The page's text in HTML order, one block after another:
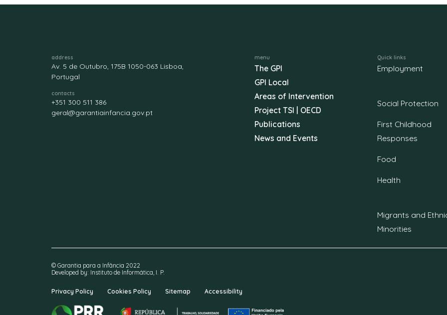
address
Av. 5 de Outubro, 175B 1050-063 Lisboa,
Portugal
contacts
+351 300 511 386
geral@garantiainfancia.gov.pt
menu
The GPI
GPI Local
Areas of Intervention
Project TSI | OECD
Publications
News and Events
Quick links
Employment
Social Protection
First Childhood
Responses
Food
Health
Migrants and
Minorities
© Garantia para a Infância 2022
Developed by: Instituto de Informática, I. P.
Privacy Policy Cookies Policy Sitemap Accessibility